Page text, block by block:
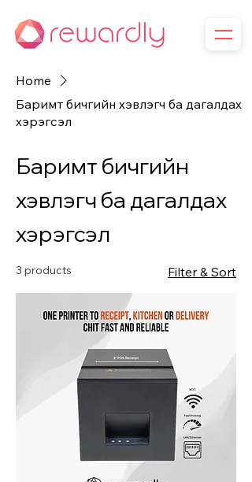
Home
Баримт бичгийн хэвлэгч ба дагалдах
хэрэгсэл
Баримт бичгийн
хэвлэгч ба дагалдах
хэрэгсэл
3 products Filter & Sort